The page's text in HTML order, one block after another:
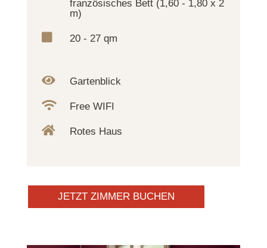
französisches Bett (1,60 - 1,80 x 2
m)
20 - 27 qm
 Gartenblick
 Free WIFI
 Rotes Haus
JETZT ZIMMER BUCHEN